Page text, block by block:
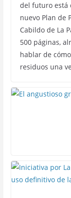
del futuro está
nuevo Plan de
Cabildo de La
500 páginas,
hablar de
residuos una